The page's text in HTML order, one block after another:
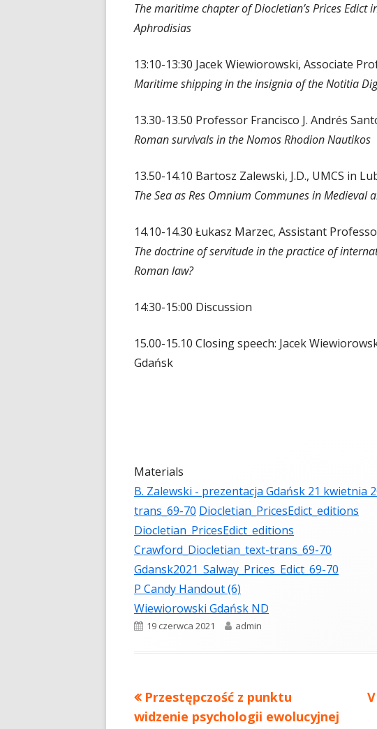
The maritime chapter of Diocletian’s Prices Edict
Aphrodisias
13:10-13:30 Jacek Wiewiorowski, Associate
Maritime shipping in the insignia of the Notitia
13.30-13.50 Professor Francisco J. Andrés
Roman survivals in the Nomos Rhodion Nautikos
13.50-14.10 Bartosz Zalewski, J.D., UMCS in
The Sea as Res Omnium Communes in Medieval
14.10-14.30 Łukasz Marzec, Assistant
The doctrine of servitude in the practice of
Roman law?
14:30-15:00 Discussion
15.00-15.10 Closing speech: Jacek
Gdańsk
Materials
B. Zalewski - prezentacja Gdańsk 21 kwietnia
trans_69-70 Diocletian_PricesEdict_editions
Diocletian_PricesEdict_editions
Crawford_Diocletian_text-trans_69-70
Gdansk2021_Salway_Prices_Edict_69-70
P Candy Handout (6)
Wiewiorowski Gdańsk ND
Opublikowano
19 czerwca 2021 Autor
admin
Nawigacja
Poprzedni
artykół
Przestępczość z punktu
widzenie psychologii ewolucyjnej